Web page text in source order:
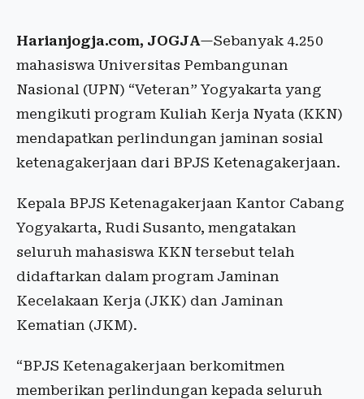
Harianjogja.com, JOGJA—Sebanyak 4.250
mahasiswa Universitas Pembangunan
Nasional (UPN) “Veteran” Yogyakarta yang
mengikuti program Kuliah Kerja Nyata (KKN)
mendapatkan perlindungan jaminan sosial
ketenagakerjaan dari BPJS Ketenagakerjaan.
Kepala BPJS Ketenagakerjaan Kantor Cabang
Yogyakarta, Rudi Susanto, mengatakan
seluruh mahasiswa KKN tersebut telah
didaftarkan dalam program Jaminan
Kecelakaan Kerja (JKK) dan Jaminan
Kematian (JKM).
“BPJS Ketenagakerjaan berkomitmen
memberikan perlindungan kepada seluruh